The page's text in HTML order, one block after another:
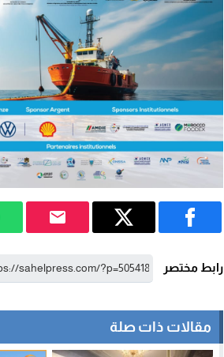
رابط مختصر
مقالات ذات صلة